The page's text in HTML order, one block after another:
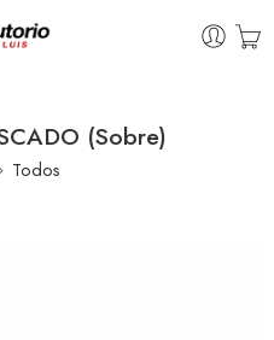
(Sobre)
Todos